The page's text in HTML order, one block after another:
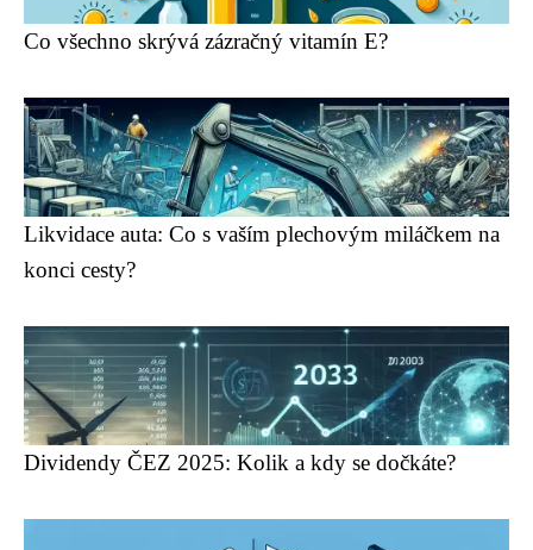
Co všechno skrývá zázračný vitamín E?
Likvidace auta: Co s vaším plechovým miláčkem na
konci cesty?
Dividendy ČEZ 2025: Kolik a kdy se dočkáte?